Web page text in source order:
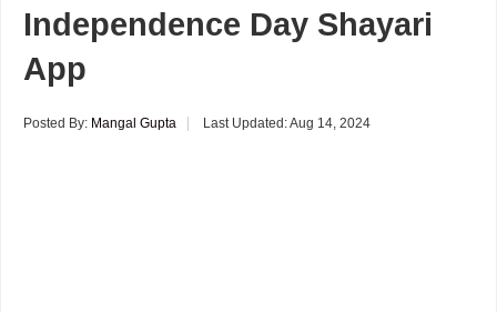
Independence Day Shayari
App
Posted By: Mangal Gupta Last Updated:Aug 14, 2024